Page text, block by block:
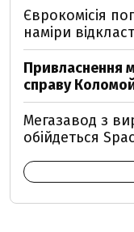
Єврокомісія
наміри
Привласнення
справу
Мегазавод з
обійдеться